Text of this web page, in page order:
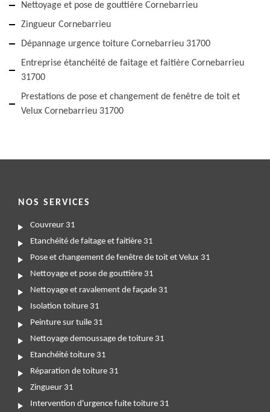
Nettoyage et pose de gouttière Cornebarrieu
Zingueur Cornebarrieu
Dépannage urgence toiture Cornebarrieu 31700
Entreprise étanchéité de faitage et faitière Cornebarrieu
31700
Prestations de pose et changement de fenêtre de toit et
Velux Cornebarrieu 31700
NOS SERVICES
Couvreur 31
Etanchéité de faitage et faitière 31
Pose et changement de fenêtre de toit et Velux 31
Nettoyage et pose de gouttière 31
Nettoyage et ravalement de façade 31
Isolation toiture 31
Peinture sur tuile 31
Nettoyage demoussage de toiture 31
Etanchéité toiture 31
Réparation de toiture 31
Zingueur 31
Intervention d'urgence fuite toiture 31